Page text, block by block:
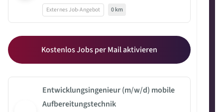
Externes Job-Angebot 0 km
Kostenlos Jobs per Mail aktivieren
Entwicklungsingenieur (m/w/d) mobile
Aufbereitungstechnik